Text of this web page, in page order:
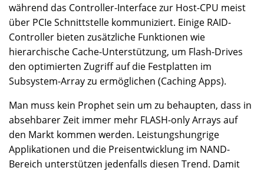
während das Controller-Interface zur Host-CPU meist
über PCIe Schnittstelle kommuniziert. Einige RAID-
Controller bieten zusätzliche Funktionen wie
hierarchische Cache-Unterstützung, um Flash-Drives
den optimierten Zugriff auf die Festplatten im
Subsystem-Array zu ermöglichen (Caching Apps).
Man muss kein Prophet sein um zu behaupten, dass in
absehbarer Zeit immer mehr FLASH-only Arrays auf
den Markt kommen werden. Leistungshungrige
Applikationen und die Preisentwicklung im NAND-
Bereich unterstützen jedenfalls diesen Trend. Damit